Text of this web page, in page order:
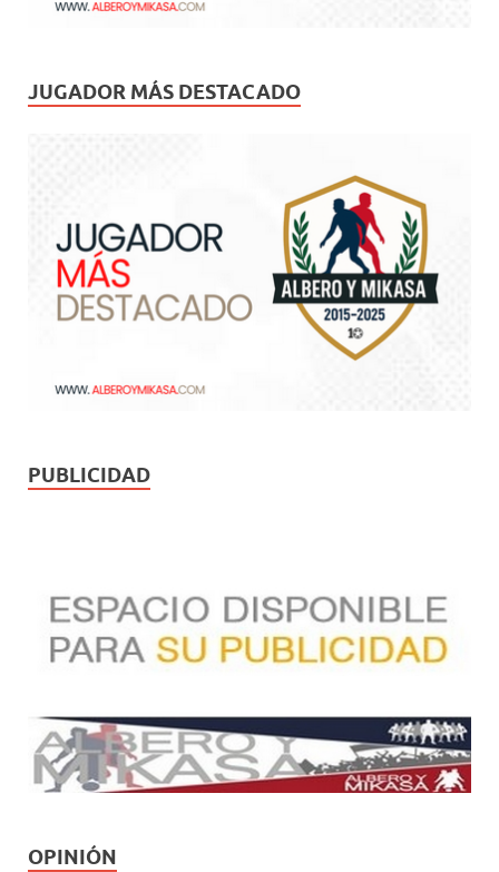
JUGADOR MÁS DESTACADO
PUBLICIDAD
OPINIÓN